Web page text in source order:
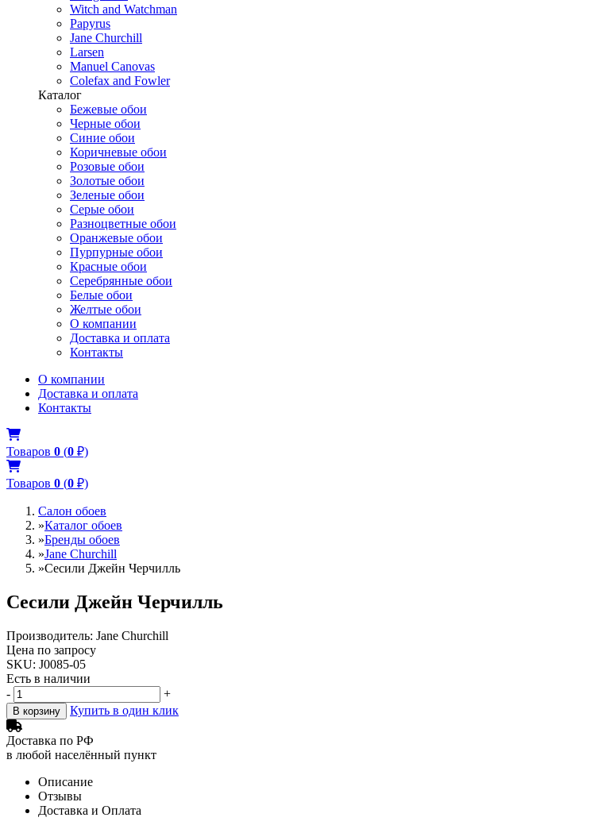
Witch and Watchman
Papyrus
Jane Churchill
Larsen
Manuel Canovas
Colefax and Fowler
Каталог
Бежевые обои
Черные обои
Синие обои
Коричневые обои
Розовые обои
Золотые обои
Зеленые обои
Серые обои
Разноцветные обои
Оранжевые обои
Пурпурные обои
Красные обои
Серебрянные обои
Белые обои
Желтые обои
О компании
Доставка и оплата
Контакты
О компании
Доставка и оплата
Контакты
Товаров 0 (0 ₽)
Товаров 0 (0 ₽)
Салон обоев
»Каталог обоев
»Бренды обоев
»Jane Churchill
»Сесили Джейн Черчилль
Сесили Джейн Черчилль
Производитель: Jane Churchill
Цена по запросу
SKU: J0085-05
Есть в наличии
-
+
В корзину Купить в один клик
Доставка по РФ
в любой населённый пункт
Описание
Отзывы
Доставка и Оплата